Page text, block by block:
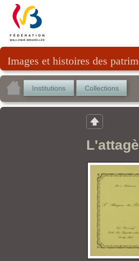
Images et histoires des
Institutions Collections